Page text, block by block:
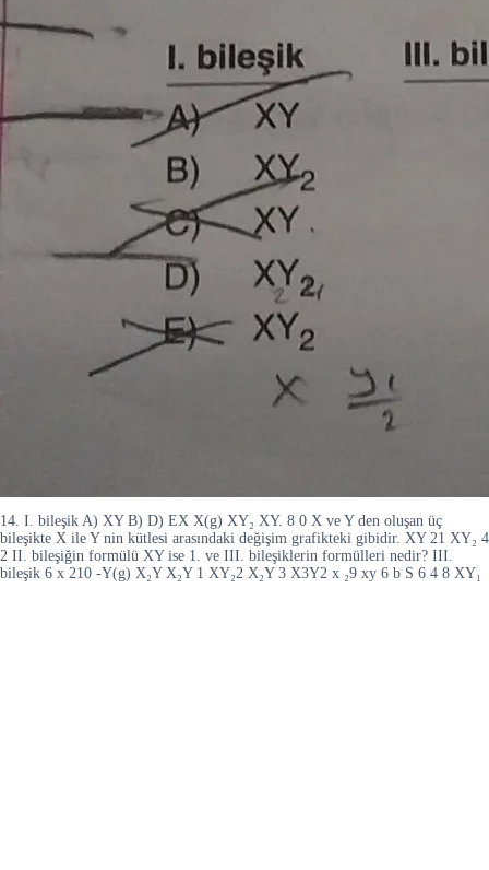
14. I. bileşik A) XY B) D) EX X(g) XY₂ XY. 8 0 X ve Y den oluşan üç
bileşikte X ile Y nin kütlesi arasındaki değişim grafikteki gibidir. XY 21 XY₂ 4
2 II. bileşiğin formülü XY ise 1. ve III. bileşiklerin formülleri nedir? III.
bileşik 6 x 210 -Y(g) X₂Y X₂Y 1 XY₂2 X₂Y 3 X3Y2 x ₂9 xy 6 b S 6 4 8 XY₁